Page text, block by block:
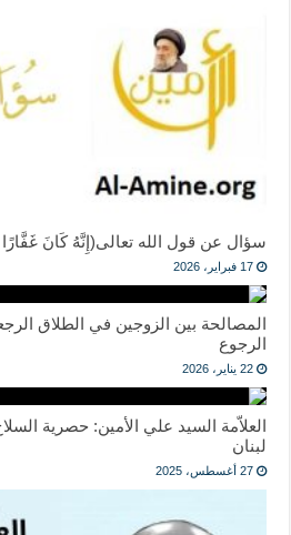
سؤال عن قول الله تعالى(إِنَّهُ كَانَ
17 فبراير، 2026
المصالحة بين الزوجين في الطلاق
الرجوع
22 يناير، 2026
العلاّمة السيد علي الأمين: حصرية
لبنان
27 أغسطس، 2025